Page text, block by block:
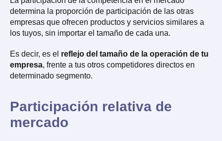
determina la proporción de participación de las otras
empresas que ofrecen productos y servicios similares a
los tuyos, sin importar el tamaño de cada una.
Es decir, es el reflejo del tamaño de la operación de tu
empresa, frente a tus otros competidores directos en
determinado segmento.
Participación relativa de
mercado